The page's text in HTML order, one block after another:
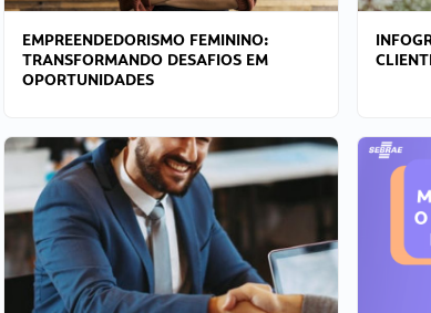
EMPREENDEDORISMO FEMININO:
TRANSFORMANDO DESAFIOS EM
OPORTUNIDADES